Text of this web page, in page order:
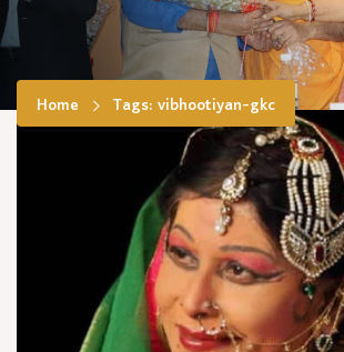
Home Tags: vibhootiyan-gkc